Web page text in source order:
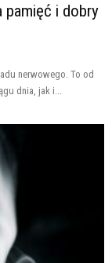
pamięć i dobry
nerwowego. To od
dnia, jak i...